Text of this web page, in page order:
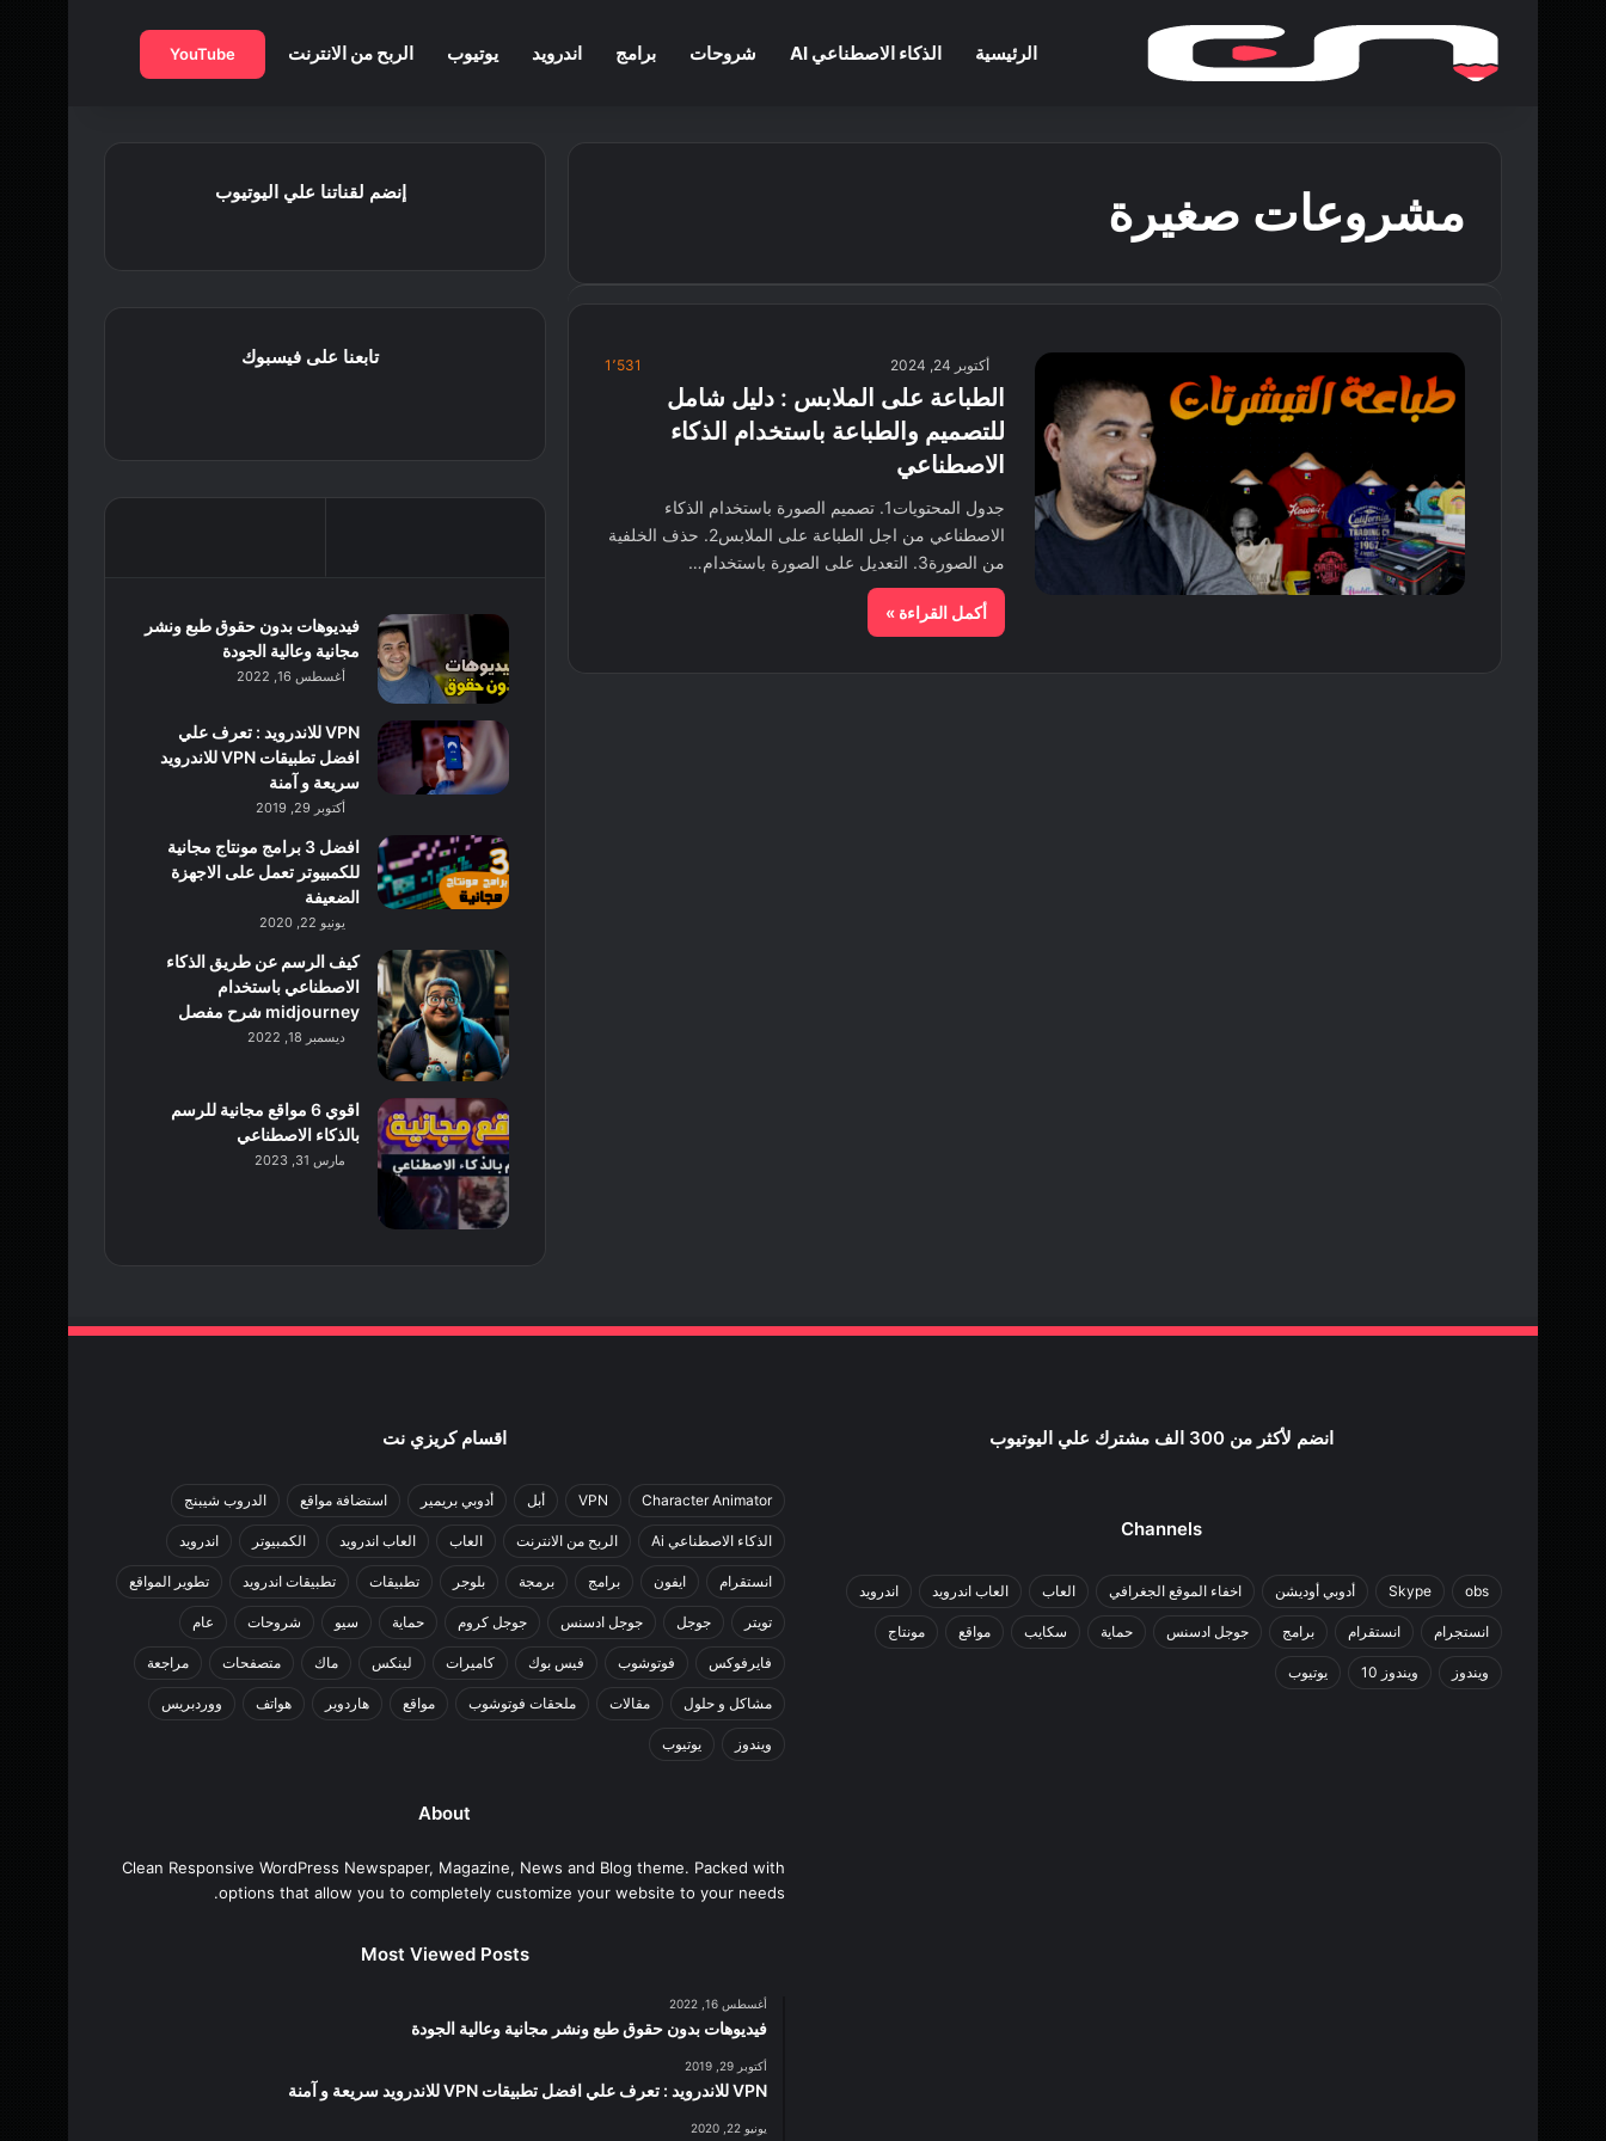
الرئيسية الذكاء الاصطناعي AI شروحات برامج اندرويد يوتيوب الربح من الانترنت YouTube
مشروعات صغيرة
أكتوبر 24, 2024 1٬531
الطباعة على الملابس : دليل شامل
للتصميم والطباعة باستخدام الذكاء
الاصطناعي
جدول المحتويات1. تصميم الصورة باستخدام الذكاء
الاصطناعي من اجل الطباعة على الملابس2. حذف الخلفية
من الصورة3. التعديل على الصورة باستخدام…
أكمل القراءة »
إنضم لقناتنا علي اليوتيوب
تابعنا على فيسبوك
فيديوهات بدون حقوق طبع ونشر
مجانية وعالية الجودة
أغسطس 16, 2022
VPN للاندرويد : تعرف علي
افضل تطبيقات VPN للاندرويد
سريعة و آمنة
أكتوبر 29, 2019
افضل 3 برامج مونتاج مجانية
للكمبيوتر تعمل على الاجهزة
الضعيفة
يونيو 22, 2020
كيف الرسم عن طريق الذكاء
الاصطناعي باستخدام
midjourney شرح مفصل
ديسمبر 18, 2022
اقوي 6 مواقع مجانية للرسم
بالذكاء الاصطناعي
مارس 31, 2023
انضم لأكثر من 300 الف مشترك علي اليوتيوب
Channels
obs
Skype أدوبي أوديشن اخفاء الموقع الجغرافي العاب العاب اندرويد اندرويد
انستجرام انستقرام برامج جوجل ادسنس حماية سكايب مواقع مونتاج
ويندوز ويندوز 10 يوتيوب
اقسام كريزي نت
Character Animator
VPN أبل أدوبي بريمير استضافة مواقع الدروب شيبنج
الذكاء الاصطناعي Ai الربح من الانترنت العاب العاب اندرويد الكمبيوتر اندرويد
انستقرام ايفون برامج برمجة بلوجر تطبيقات تطبيقات اندرويد تطوير المواقع
تويتر جوجل جوجل ادسنس جوجل كروم حماية سيو شروحات عام
فايرفوكس فوتوشوب فيس بوك كاميرات لينكس ماك متصفحات مراجعة
مشاكل و حلول مقالات ملحقات فوتوشوب مواقع هاردوير هواتف ووردبريس
ويندوز يوتيوب
About
Clean Responsive WordPress Newspaper, Magazine, News and Blog theme. Packed with
options that allow you to completely customize your website to your needs.
Most Viewed Posts
أغسطس 16, 2022
فيديوهات بدون حقوق طبع ونشر مجانية وعالية الجودة
أكتوبر 29, 2019
VPN للاندرويد : تعرف علي افضل تطبيقات VPN للاندرويد سريعة و آمنة
يونيو 22, 2020